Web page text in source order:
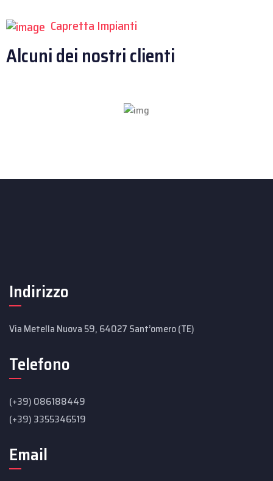
Capretta Impianti
Alcuni dei nostri clienti
Indirizzo
Via Metella Nuova 59, 64027 Sant’omero (TE)
Telefono
(+39) 086188449
(+39) 3355346519
Email